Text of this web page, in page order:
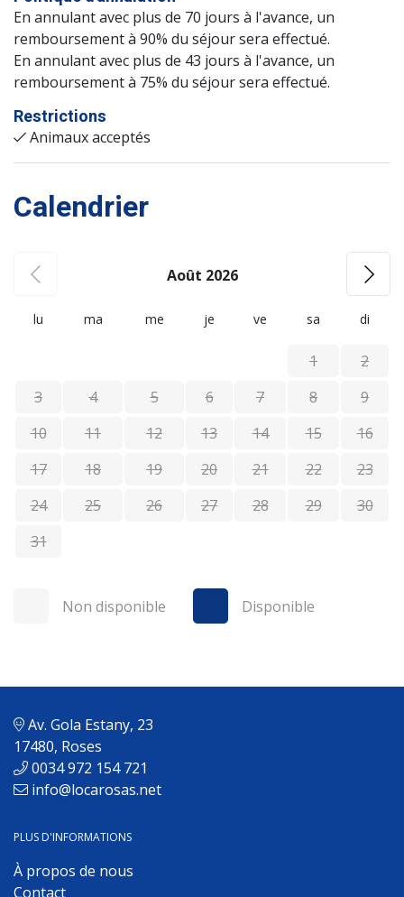
En annulant avec plus de 70 jours à l'avance, un
remboursement à 90% du séjour sera effectué.
En annulant avec plus de 43 jours à l'avance, un
remboursement à 75% du séjour sera effectué.
Restrictions
Animaux acceptés
Calendrier
Août 2026
lu ma me je ve sa di
1
2
3
4 5 6 7 8
9
10
11 12 13 14 15
16
17
18 19 20 21 22
23
24
25 26 27 28 29
30
31
Non disponible Disponible
Av. Gola Estany, 23
17480, Roses
0034 972 154 721
info@locarosas.net
PLUS D'INFORMATIONS
À propos de nous
Contact